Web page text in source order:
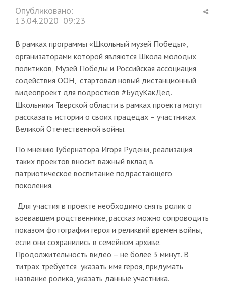
Опубликовано:
13.04.2020 09:23
В рамках программы «Школьный музей Победы»,
организаторами которой являются Школа молодых
политиков, Музей Победы и Российская ассоциация
содействия ООН, стартовал новый дистанционный
видеопроект для подростков #БудуКакДед.
Школьники Тверской области в рамках проекта могут
рассказать истории о своих прадедах – участниках
Великой Отечественной войны.
По мнению Губернатора Игоря Рудени, реализация
таких проектов вносит важный вклад в
патриотическое воспитание подрастающего
поколения.
Для участия в проекте необходимо снять ролик о
воевавшем родственнике, рассказ можно сопроводить
показом фотографии героя и реликвий времен войны,
если они сохранились в семейном архиве.
Продолжительность видео – не более 3 минут. В
титрах требуется указать имя героя, придумать
название ролика, указать данные участника.